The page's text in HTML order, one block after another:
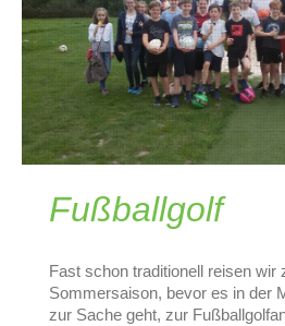
Fußballgolf
Fast schon traditionell reisen wir
Sommersaison, bevor es in der
zur Sache geht, zur